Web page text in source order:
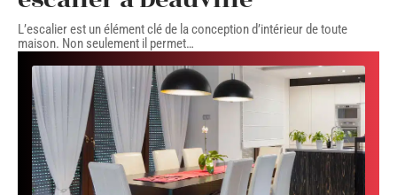
L’escalier est un élément clé de la conception d’intérieur de toute
maison. Non seulement il permet…